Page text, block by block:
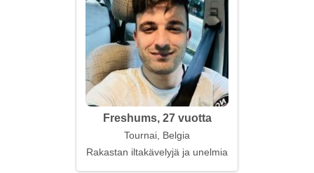
Freshums, 27 vuotta
Tournai, Belgia
Rakastan iltakävelyjä ja unelmia